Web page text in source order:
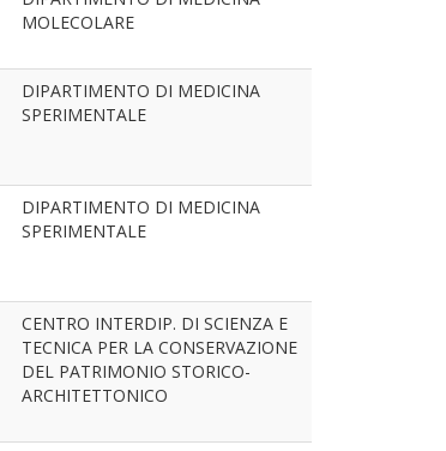
MOLECOLARE
DIPARTIMENTO DI MEDICINA
SPERIMENTALE
DIPARTIMENTO DI MEDICINA
SPERIMENTALE
CENTRO INTERDIP. DI SCIENZA E
TECNICA PER LA CONSERVAZIONE
DEL PATRIMONIO STORICO-
ARCHITETTONICO